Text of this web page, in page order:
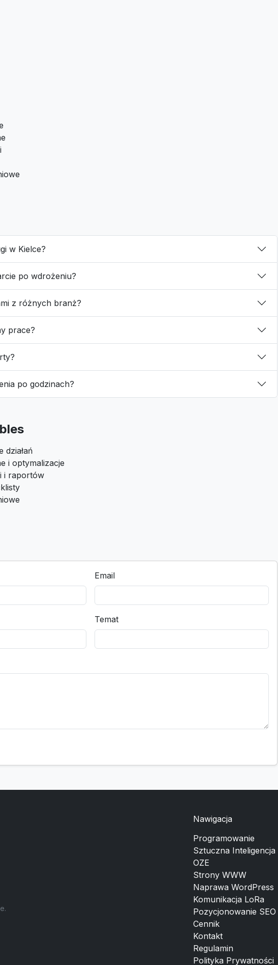
w Kielce?
po wdrożeniu?
z różnych branż?
prace?
po godzinach?
działań
i optymalizacje
i raportów
Email
Temat
Nawigacja
Programowanie
Sztuczna Inteligencja
OZE
Strony WWW
Naprawa WordPress
Komunikacja LoRa
Pozycjonowanie SEO
Cennik
Kontakt
Regulamin
Polityka Prywatności